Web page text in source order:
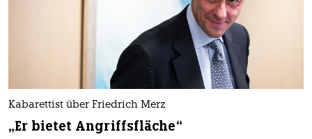
Kabarettist über Friedrich Merz
„Er bietet Angriffsfläche“